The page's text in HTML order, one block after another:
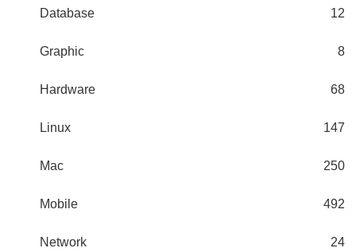
Database 12
Graphic 8
Hardware 68
Linux 147
Mac 250
Mobile 492
Network 24